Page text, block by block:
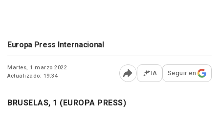
Europa Press Internacional
Martes, 1 marzo 2022
Actualizado: 19:34
Abrir opciones para
IA Seguir en
BRUSELAS, 1 (EUROPA PRESS)